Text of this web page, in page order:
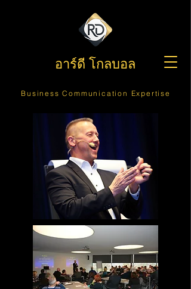
อาร์ดี โกลบอล
Business Communication Expertise